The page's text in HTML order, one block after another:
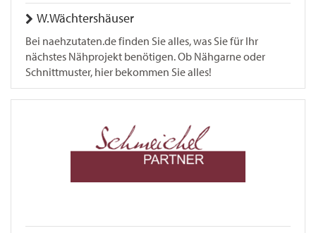
W.Wächtershäuser
Bei naehzutaten.de finden Sie alles, was Sie für Ihr
nächstes Nähprojekt benötigen. Ob Nähgarne oder
Schnittmuster, hier bekommen Sie alles!